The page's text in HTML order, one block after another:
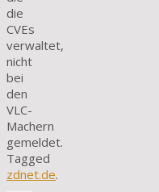
die
CVEs
verwaltet,
nicht
bei
den
VLC-
Machern
gemeldet.
Tagged
zdnet.de.